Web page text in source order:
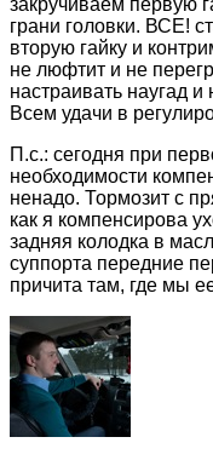
закручиваем первую
грани головки. ВСЕ!
вторую гайку и
не люфтит и не
настраивать наугад и
Всем удачи в
П.с.: сегодня при
необходимости
ненадо. Тормозит с
как я компенсирова
задняя колодка в
суппорта передние
причита там, где мы